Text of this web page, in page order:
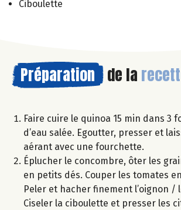
Ciboulette
Préparation de la
Faire cuire le quinoa 15 min dans 3
d’eau salée. Egoutter, presser et
aérant avec une fourchette.
Éplucher le concombre, ôter les
en petits dés. Couper les tomates
Peler et hacher finement l’oignon /
Ciseler la ciboulette et presser les